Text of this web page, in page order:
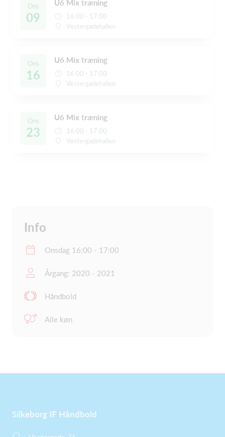
Ons
09
U6 Mix træning
16:00 - 17:00
Vestergadehallen
Ons
16
U6 Mix træning
16:00 - 17:00
Vestergadehallen
Ons
23
U6 Mix træning
16:00 - 17:00
Vestergadehallen
Info
Onsdag 16:00 - 17:00
Årgang: 2020 - 2021
Håndbold
Alle køn
Silkeborg IF Håndbold